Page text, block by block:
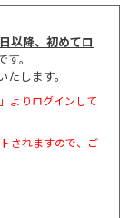
以降、初めてロ
。
します。
よりログインして
されますので、ご